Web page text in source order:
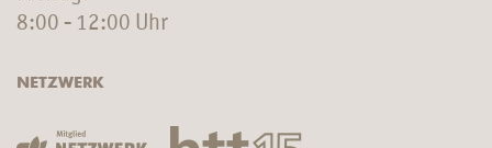
8:00 - 12:00 Uhr
NETZWERK